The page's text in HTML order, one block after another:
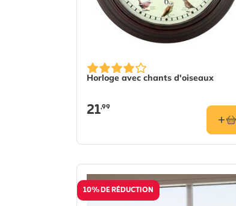
Horloge avec chants d'oiseaux
21,99
10% DE RÉDUCTION